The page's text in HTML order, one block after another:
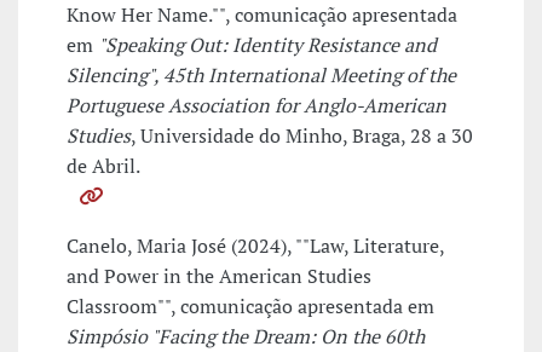
Know Her Name."", comunicação apresentada
em "Speaking Out: Identity Resistance and
Silencing", 45th International Meeting of the
Portuguese Association for Anglo-American
Studies, Universidade do Minho, Braga, 28 a 30
de Abril.
Canelo, Maria José (2024), ""Law, Literature,
and Power in the American Studies
Classroom"", comunicação apresentada em
Simpósio "Facing the Dream: On the 60th